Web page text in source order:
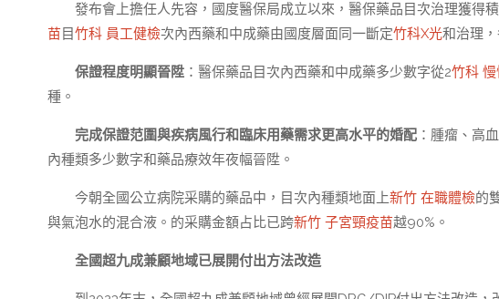
發布會上擔任人先容，國度醫保局成立以來，醫保藥品目次治理獲得
苗 目竹科 員工健檢次內西藥和中成藥由國度層面同一斷定竹科X光和治理
保證程度明顯晉陞 ：醫保藥品目次內西藥和中成藥多少數字從2竹科
種。
完成保證范圍與疾病風行和臨床用藥需求更高水平的婚配 ：腫瘤、高
內種類多少數字和藥品療效年夜幅晉陞。
今朝全國公立病院采購的藥品中，目次內種類地面上新竹 在職體檢的
與氣泡水的混合液。的采購金額占比已跨新竹 子宮頸疫苗越90%。
全國超九成兼顧地域已展開付出方法改造